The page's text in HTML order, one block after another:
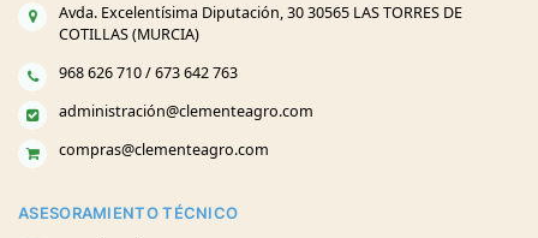
Avda. Excelentísima Diputación, 30 30565 LAS TORRES DE
COTILLAS (MURCIA)
968 626 710 / 673 642 763
administración@clementeagro.com
compras@clementeagro.com
ASESORAMIENTO TÉCNICO